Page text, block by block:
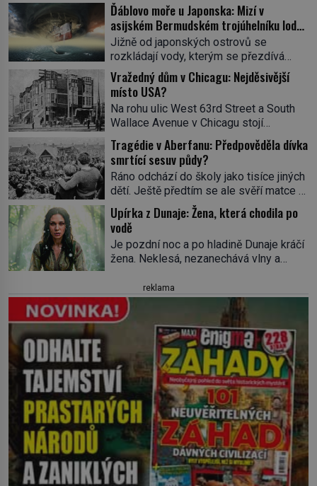
Ďáblovo moře u Japonska: Mizí v
asijském Bermudském trojúhelníku lodě
ve spárech neznámé síly?
Jižně od japonských ostrovů se
rozkládají vody, kterým se přezdívá
Ďáblovo moře. Vypráví se o lodích
mizejících beze stopy, podivných
světlech, zrádných proudech i mořských
dracích, kteří měli tyto končiny střežit už
v dávných legendách. Je tichomořský
Dračí trojúhelník skutečně prokletým
místem, nebo se zde jen nebezpečná
příroda proměnila v jednu z
nejpůsobivějších námořních záhad? […]
Vražedný dům v Chicagu: Nejděsivější
místo USA?
Na rohu ulic West 63rd Street a South
Wallace Avenue v Chicagu stojí
nenápadná pošta. Nemá žádný speciální
nápis ani pamětní desku. A přesto prý
místní zaměstnanci neradi chodí do
sklepa. Právě tady totiž sídlil sériový
vrah H. H. Holmes a také
nejpropracovanější past na lidi
v dějinách americké kriminalistiky.
Herman Webster Mudgett (1861–1896)
přijíždí […]
Tragédie v Aberfanu: Předpověděla dívka
smrtící sesuv půdy?
Ráno odchází do školy jako tisíce jiných
dětí. Ještě předtím se ale svěří matce s
podivným snem. Ve škole, kterou dobře
zná, tentokrát nevidí budovu ani
spolužáky. Místo nich se před ní tyčí
cosi temného. O několik hodin později je
mrtvá. Mohla devítiletá Zahlédla vlastní
vesnice Aberfan […]
Upírka z Dunaje: Žena, která chodila po
vodě
Je pozdní noc a po hladině Dunaje kráčí
žena. Neklesá, nezanechává vlny a
pod ní byla dlažbou. Muž, který ji z
břehu pozoruje, ji údajně poznává, jenže
Ruža Vlajna má být v tu chvíli mrtvá celé
století. Vesnice Kisiljevo v
severovýchodním Srbsku má s upíry
nevyřízené účty. […]
reklama